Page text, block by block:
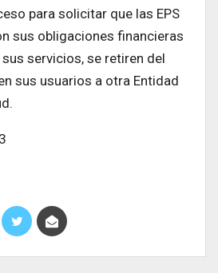
para solicitar que las EPS
sus obligaciones financieras
servicios, se retiren del
sus usuarios a otra Entidad